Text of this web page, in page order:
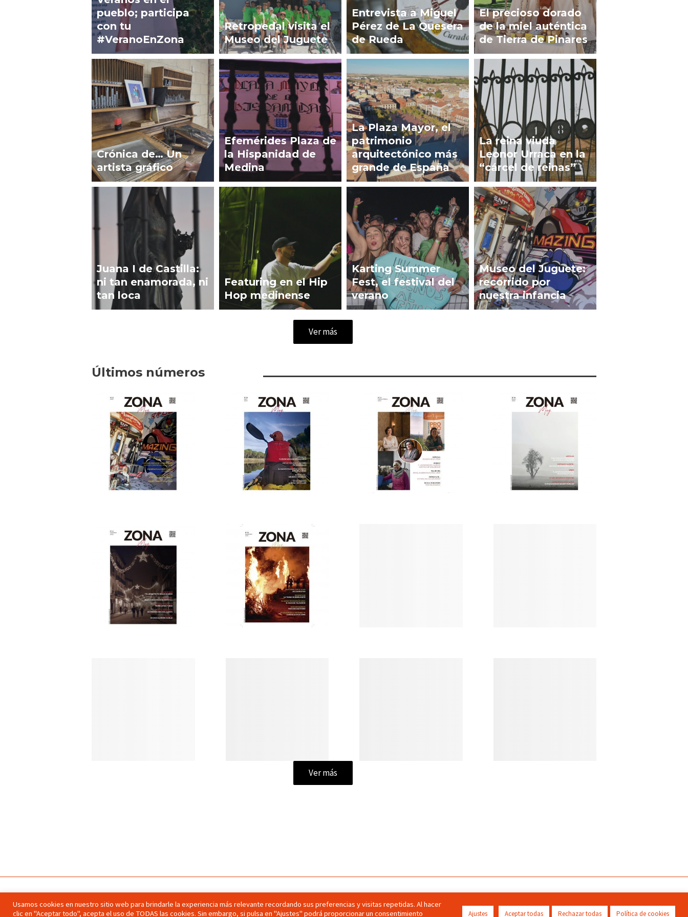
pueblo; participa
con tu
#VeranoEnZona
Retropedal visita el
Museo del Juguete
Entrevista a Miguel
Pérez de La Quesera
de Rueda
El precioso dorado
de la miel auténtica
de Tierra de Pinares
Crónica de… Un
artista gráfico
Efemérides Plaza de
la Hispanidad de
Medina
La Plaza Mayor, el
patrimonio
arquitectónico más
grande de España
La reina viuda
Leonor Urraca en la
“cárcel de reinas”
Juana I de Castilla:
ni tan enamorada, ni
tan loca
Featuring en el Hip
Hop medinense
Karting Summer
Fest, el festival del
verano
Museo del Juguete:
recorrido por
nuestra infancia
Ver más
Últimos números
Ver más
Usamos cookies en nuestro sitio web para brindarle la experiencia más relevante recordando sus preferencias y visitas repetidas. Al hacer
clic en "Aceptar todo", acepta el uso de TODAS las cookies. Sin embargo, si pulsa en "Ajustes" podrá proporcionar un consentimiento
Ajustes Aceptar todas Rechazar todas Política de cookies